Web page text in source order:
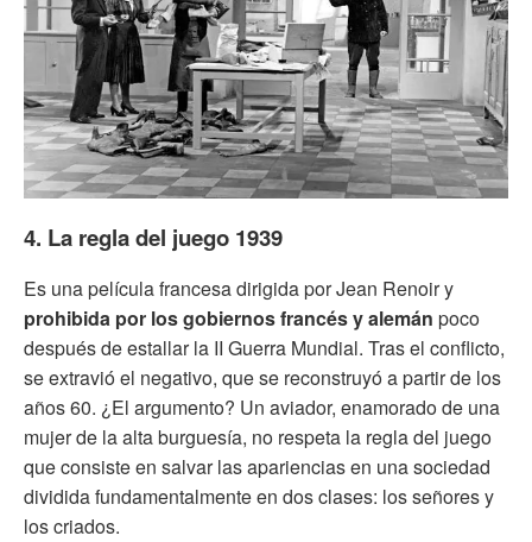
4. La regla del juego 1939
Es una película francesa dirigida por Jean Renoir y
prohibida por los gobiernos francés yalemán poco
después de estallar la II Guerra Mundial. Tras el conflicto,
se extravió el negativo, que se reconstruyó a partir de los
años 60. ¿El argumento? Un aviador, enamorado de una
mujer de la alta burguesía, no respeta la regla del juego
que consiste en salvar las apariencias en una sociedad
dividida fundamentalmente en dos clases: los señores y
los criados.